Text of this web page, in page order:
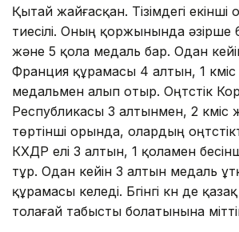
Қытай жайғасқан. Тізімдегі
тиесілі. Оның қоржынында әзірше
және 5 қола медаль бар. Одан
Франция құрамасы 4 алтын, 1
медальмен алып отыр. Оңтүстік
Республикасы 3 алтынмен, 2 күміс
төртінші орында, олардың
КХДР елі 3 алтын, 1 қоламен
тұр. Одан кейін 3 алтын медаль
құрамасы келеді. Бүгінгі күн де
толағай табысты болатынына